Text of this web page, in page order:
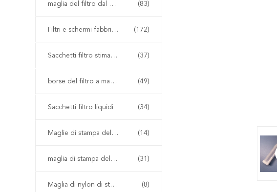
maglia del filtro dal polipropilene (83)
Filtri e schermi fabbricati (172)
Sacchetti filtro stimati del micron (37)
borse del filtro a maglia (49)
Sacchetti filtro liquidi (34)
Maglie di stampa dello schermo (14)
maglia di stampa del poliestere (31)
Maglia di nylon di stampa dello schermo (8)